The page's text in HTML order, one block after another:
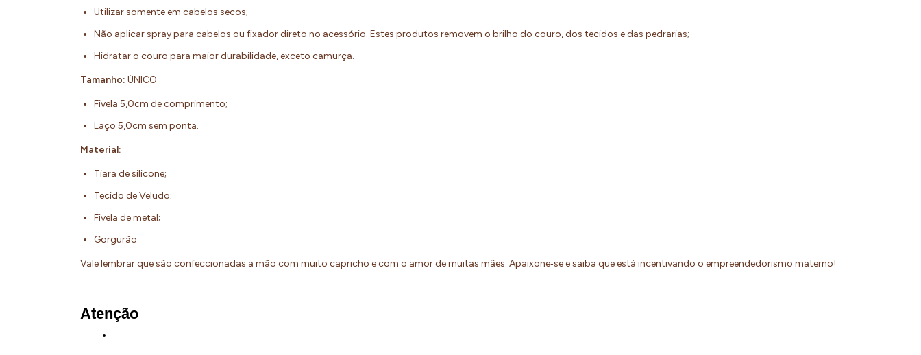
Utilizar somente em cabelos secos;
Não aplicar spray para cabelos ou fixador direto no acessório. Estes produtos removem o brilho do couro, dos tecidos e das pedrarias;
Hidratar o couro para maior durabilidade, exceto camurça.
Tamanho: ÚNICO
Fivela 5,0cm de comprimento;
Laço 5,0cm sem ponta.
Material:
Tiara de silicone;
Tecido de Veludo;
Fivela de metal;
Gorgurão.
Vale lembrar que são confeccionadas a mão com muito capricho e com o amor de muitas mães. Apaixone‐se e saiba que está incentivando o empreendedorismo materno!
Atenção